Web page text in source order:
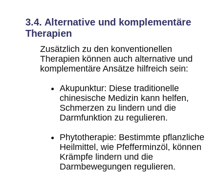
3.4. Alternative und komplementäre
Therapien
Zusätzlich zu den konventionellen
Therapien können auch alternative und
komplementäre Ansätze hilfreich sein:
Akupunktur: Diese traditionelle
chinesische Medizin kann helfen,
Schmerzen zu lindern und die
Darmfunktion zu regulieren.
Phytotherapie: Bestimmte pflanzliche
Heilmittel, wie Pfefferminzöl, können
Krämpfe lindern und die
Darmbewegungen regulieren.